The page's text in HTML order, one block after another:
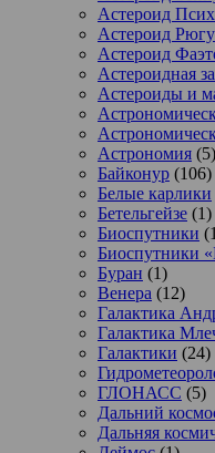
Астероид
Астероид Рюгу
Астероид
Астероидная
Астероиды и
Астрономия (5)
Байконур (106)
Белые карлики
Бетельгейзе (1)
Биоспутники
Биоспутники
Буран (1)
Венера (12)
Галактика
Галактика
Галактики (24)
ГЛОНАСС (5)
Дальний
Дальняя